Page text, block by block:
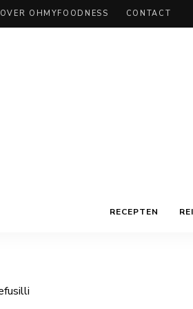
OVER OHMYFOODNESS CONTACT
RECEPTEN